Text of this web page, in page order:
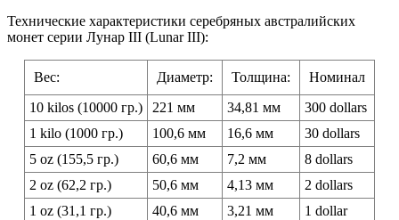
Технические характеристики серебряных австралийских
монет серии Лунар III (Lunar III):
Вес: Диаметр: Толщина:
Номинал
10 kilos (10000 гр.)
221 мм 34,81 мм
300 dollars
1 kilo (1000 гр.)
100,6 мм 16,6 мм
30 dollars
5 oz (155,5 гр.)
60,6 мм 7,2 мм
8 dollars
2 oz (62,2 гр.)
50,6 мм 4,13 мм
2 dollars
1 oz (31,1 гр.)
40,6 мм 3,21 мм
1 dollar